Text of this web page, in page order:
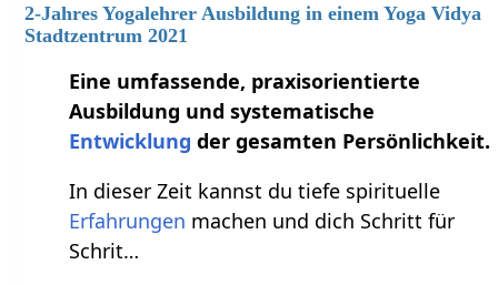
2-Jahres Yogalehrer Ausbildung in einem Yoga Vidya
Stadtzentrum 2021
Eine umfassende, praxisorientierte
Ausbildung und systematische
Entwicklung der gesamten Persönlichkeit.
In dieser Zeit kannst du tiefe spirituelle
Erfahrungen machen und dich Schritt für
Schrit…